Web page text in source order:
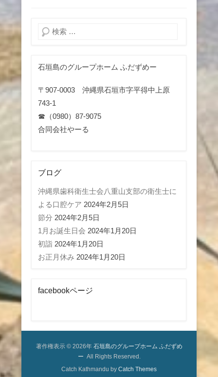
検索
石垣島のグループホーム ふだずめー
〒907-0003 沖縄県石垣市字平得中上原
743-1
☎（0980）87-9075
合同会社やーる
ブログ
沖縄県歯科衛生士会八重山支部の衛生士に
よる口腔ケア 2024年2月5日
節分 2024年2月5日
1月お誕生日会 2024年1月20日
初詣 2024年1月20日
お正月休み 2024年1月20日
facebookページ
著作権表示 © 2026年 石垣島のグループホーム ふだずめ
ー All Rights Reserved.
Catch Kathmandu by Catch Themes